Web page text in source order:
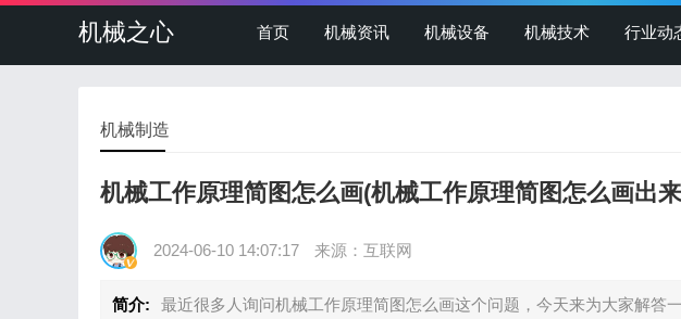
机械之心 首页 机械资讯 机械设备 机械技术 行业动
机械制造
机械工作原理简图怎么画(机械工作原理简图怎么画出
2024-06-10 14:07:17 来源：互联网
简介:
最近很多人询问机械工作原理简图怎么画这个问题，今天来为大家解答